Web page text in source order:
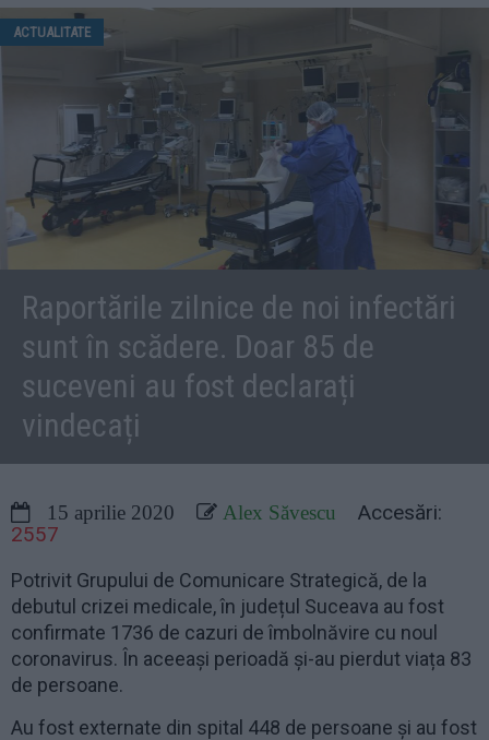
ACTUALITATE
Raportările zilnice de noi infectări
sunt în scădere. Doar 85 de
suceveni au fost declarați
vindecați
15 aprilie 2020 Alex Săvescu
Accesări:
2557
Potrivit Grupului de Comunicare Strategică, de la
debutul crizei medicale, în județul Suceava au fost
confirmate 1736 de cazuri de îmbolnăvire cu noul
coronavirus. În aceeași perioadă și-au pierdut viața 83
de persoane.
Au fost externate din spital 448 de persoane și au fost